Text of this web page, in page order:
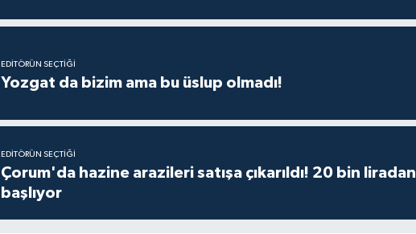
EDITÖRÜN SEÇTIĞI
Yozgat da bizim ama bu üslup olmadı!
EDITÖRÜN SEÇTIĞI
Çorum'da hazine arazileri satışa çıkarıldı! 20 bin liradan
başlıyor